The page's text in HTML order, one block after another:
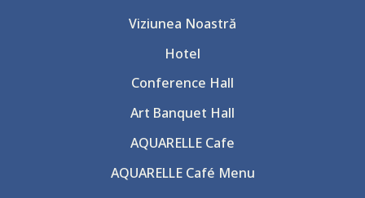
Viziunea Noastră
Hotel
Conference Hall
Art Banquet Hall
AQUARELLE Cafe
AQUARELLE Café Menu